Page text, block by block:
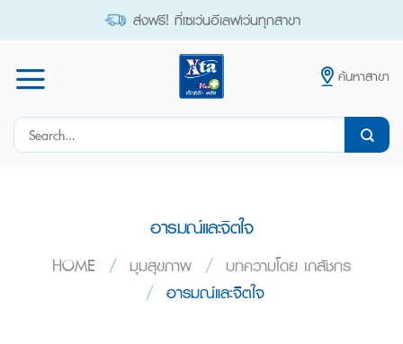
ส่งฟรี! ที่เซเว่นอีเลฟเว่นทุกสาขา
ค้นหาสาขา
Search
อารมณ์และจิตใจ
HOME / มุมสุขภาพ / บทความโดย เภสัชกร
/ อารมณ์และจิตใจ